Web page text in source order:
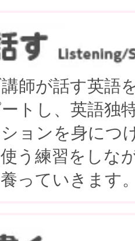
師が話す英語
トし、英語独
ョンを身につ
う練習をしな
っていきます